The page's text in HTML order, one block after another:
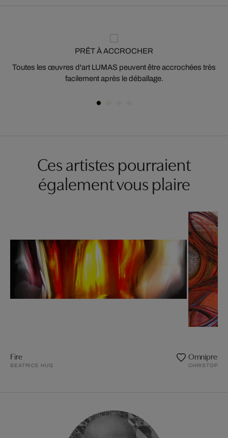
PRÊT À ACCROCHER
Toutes les œuvres d'art LUMAS peuvent être accrochées très
facilement après le déballage.
Ces artistes pourraient
également vous plaire
Fire
BEATRICE HUG